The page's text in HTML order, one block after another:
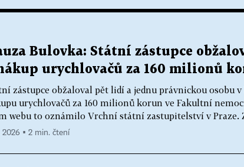
Bulovka: Státní zástupce
urychlovačů za 160 milionů
zástupce obžaloval pět lidí a jednu právnickou osobu
urychlovačů za 160 milionů korun ve Fakultní
webu to oznámilo Vrchní státní zastupitelství v Praze.
2026 ▪ 2 min. čtení